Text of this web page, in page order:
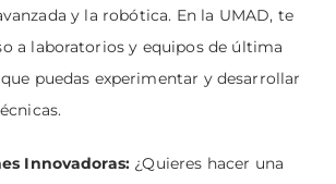
y la robótica. En la UMAD, te
a laboratorios y equipos de última
puedas experimentar y desarrollar
Innovadoras: ¿Quieres hacer una